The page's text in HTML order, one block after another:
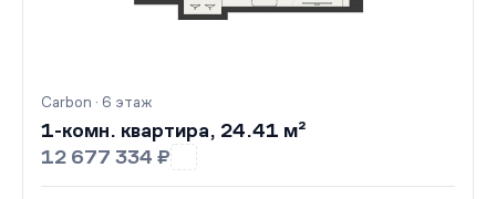
Carbon · 6 этаж
1-комн. квартира, 24.41 м²
12 677 334 ₽